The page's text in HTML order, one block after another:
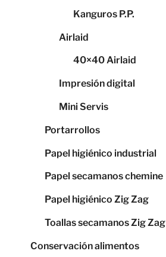
Kanguros P.P.
Airlaid
40×40 Airlaid
Impresión digital
Mini Servis
Portarrollos
Papel higiénico industrial
Papel secamanos chemine
Papel higiénico Zig Zag
Toallas secamanos Zig Zag
Conservación alimentos